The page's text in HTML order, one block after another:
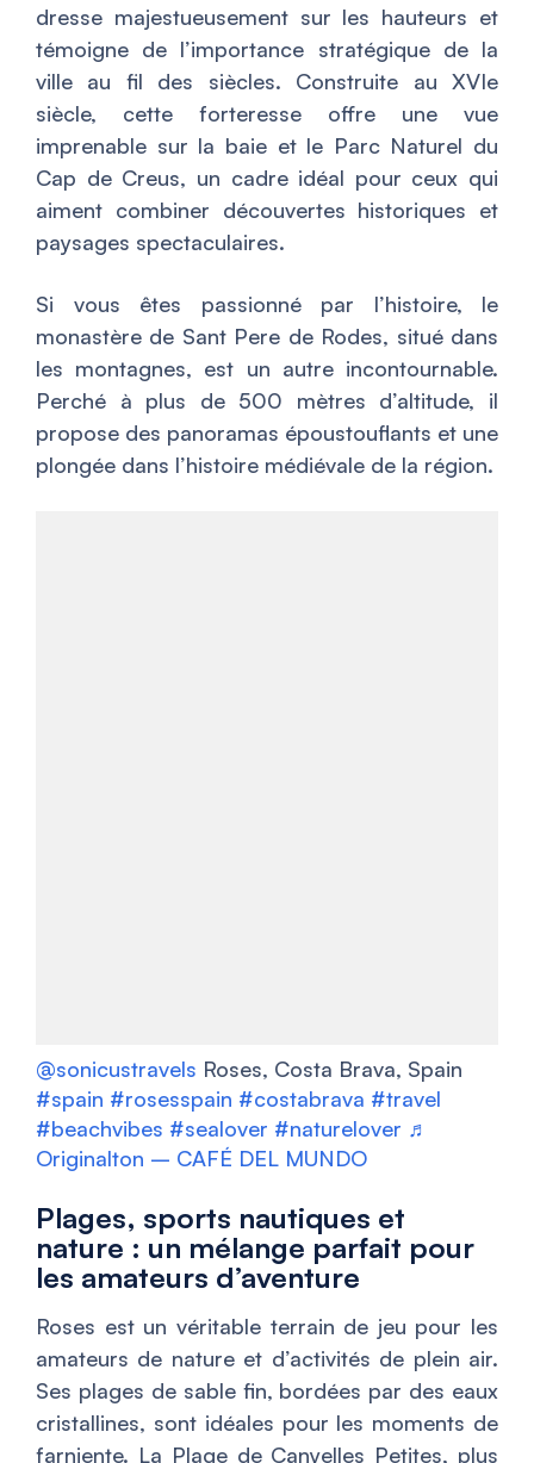
dresse majestueusement sur les hauteurs et
témoigne de l’importance stratégique de la
ville au fil des siècles. Construite au XVIe
siècle, cette forteresse offre une vue
imprenable sur la baie et le Parc Naturel du
Cap de Creus, un cadre idéal pour ceux qui
aiment combiner découvertes historiques et
paysages spectaculaires.
Si vous êtes passionné par l’histoire, le
monastère de Sant Pere de Rodes, situé dans
les montagnes, est un autre incontournable.
Perché à plus de 500 mètres d’altitude, il
propose des panoramas époustouflants et une
plongée dans l’histoire médiévale de la région.
@sonicustravels Roses, Costa Brava, Spain
#spain #rosesspain #costabrava #travel
#beachvibes #sealover #naturelover ♬
Originalton – CAFÉ DEL MUNDO
Plages, sports nautiques et
nature : un mélange parfait pour
les amateurs d’aventure
Roses est un véritable terrain de jeu pour les
amateurs de nature et d’activités de plein air.
Ses plages de sable fin, bordées par des eaux
cristallines, sont idéales pour les moments de
farniente. La Plage de Canyelles Petites, plus